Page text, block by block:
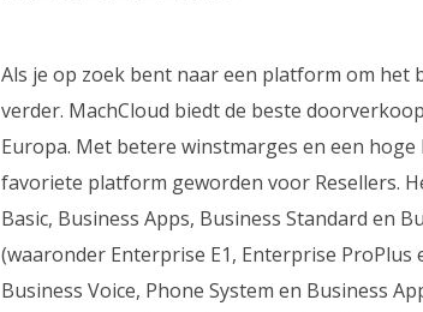
Als je op zoek bent naar een platform om het
verder. MachCloud biedt de beste
Europa. Met betere winstmarges en een
favoriete platform geworden voor Resellers.
Basic, Business Apps, Business Standard en
(waaronder Enterprise E1, Enterprise
Business Voice, Phone System en Business